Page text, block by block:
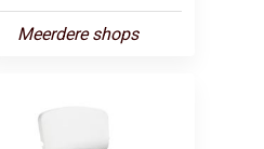
Meerdere shops